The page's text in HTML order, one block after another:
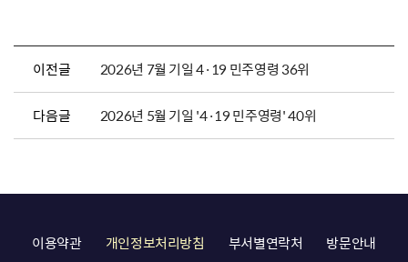
이전글 2026년 7월 기일 4·19 민주영령 36위
다음글 2026년 5월 기일 '4·19 민주영령' 40위
이용약관 개인정보처리방침 부서별연락처
방문안내